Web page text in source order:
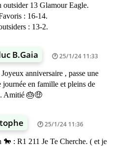
13 Glamour Eagle.
: 16-14.
: 13-2.
B.Gaia 25/1/24 11:33
anniversaire , passe une
journée en famille et pleins de
. Amitié 🎂🤑
25/1/24 11:36
: R1 211 Je Te Cherche. ( et je